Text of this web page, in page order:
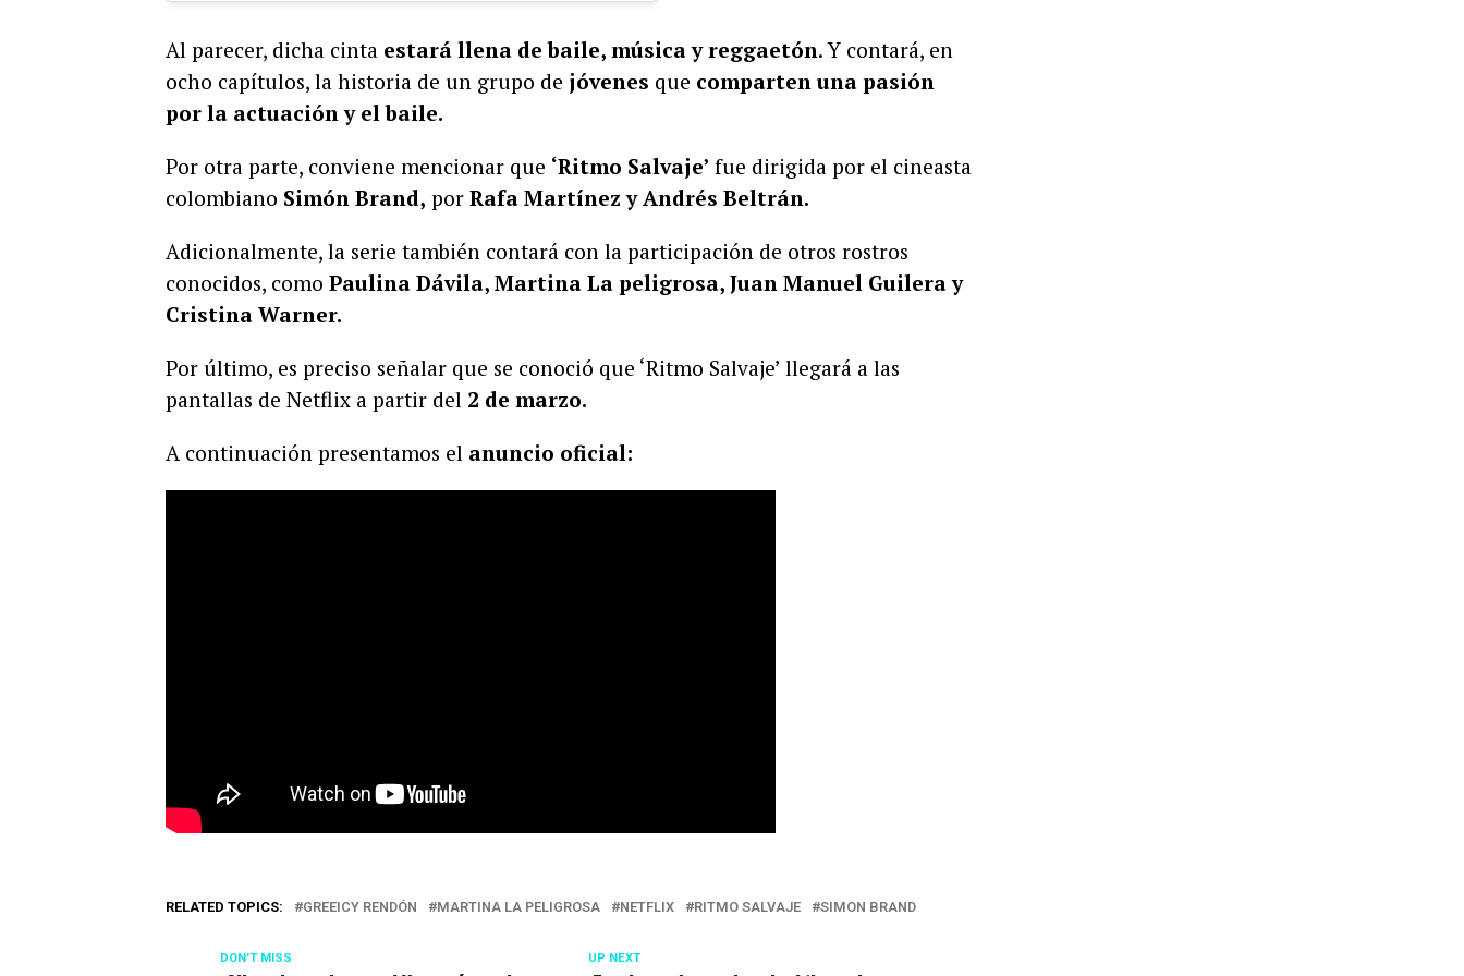
Al parecer, dicha cinta estará llena de baile, música y reggaetón. Y contará, en
ocho capítulos, la historia de un grupo de jóvenes que comparten una pasión
por la actuación y el baile.
Por otra parte, conviene mencionar que ‘Ritmo Salvaje’ fue dirigida por el cineasta
colombiano Simón Brand, por Rafa Martínez y Andrés Beltrán.
Adicionalmente, la serie también contará con la participación de otros rostros
conocidos, como Paulina Dávila, Martina La peligrosa, Juan Manuel Guilera y
Cristina Warner.
Por último, es preciso señalar que se conoció que ‘Ritmo Salvaje’ llegará a las
pantallas de Netflix a partir del 2 de marzo.
A continuación presentamos el anuncio oficial:
RELATED TOPICS: GREEICY RENDÓN MARTINA LA PELIGROSA NETFLIX RITMO SALVAJE SIMON BRAND
UP NEXT
DON'T MISS